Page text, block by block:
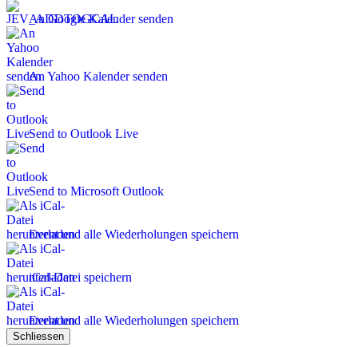
An Google Kalender senden
An Yahoo Kalender senden
Send to Outlook Live
Send to Microsoft Outlook
Event und alle Wiederholungen speichern
iCal-Datei speichern
Event und alle Wiederholungen speichern
Schliessen